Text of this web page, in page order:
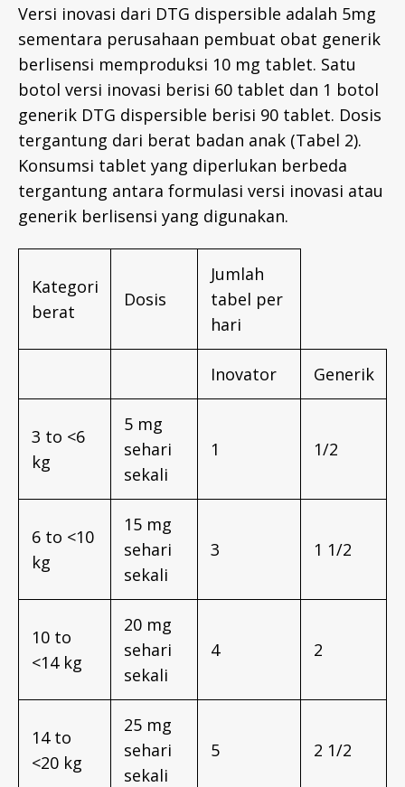
Versi inovasi dari DTG dispersible adalah 5mg
sementara perusahaan pembuat obat generik
berlisensi memproduksi 10 mg tablet. Satu
botol versi inovasi berisi 60 tablet dan 1 botol
generik DTG dispersible berisi 90 tablet. Dosis
tergantung dari berat badan anak (Tabel 2).
Konsumsi tablet yang diperlukan berbeda
tergantung antara formulasi versi inovasi atau
generik berlisensi yang digunakan.
Kategori
berat
Dosis
Jumlah
tabel per
hari
Inovator Generik
3 to <6
kg
5 mg
sehari
sekali
1 1/2
6 to <10
kg
15 mg
sehari
sekali
3 1 1/2
10 to
<14 kg
20 mg
sehari
sekali
4 2
14 to
<20 kg
25 mg
sehari
sekali
5 2 1/2